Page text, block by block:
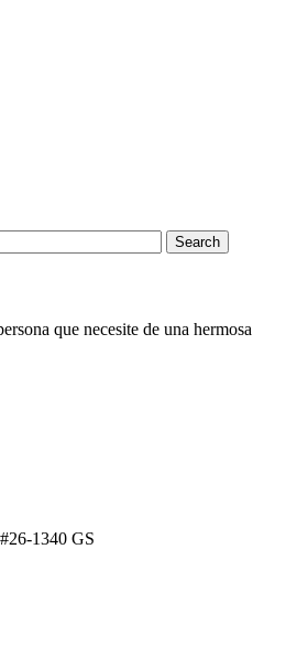
que necesite de una hermosa